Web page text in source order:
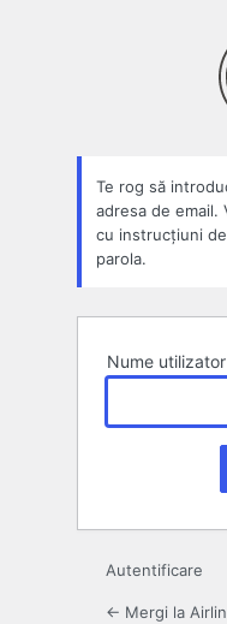
Te rog să
adresa de email.
cu instrucțiuni
parola.
Nume
Autentificare
← Mergi la